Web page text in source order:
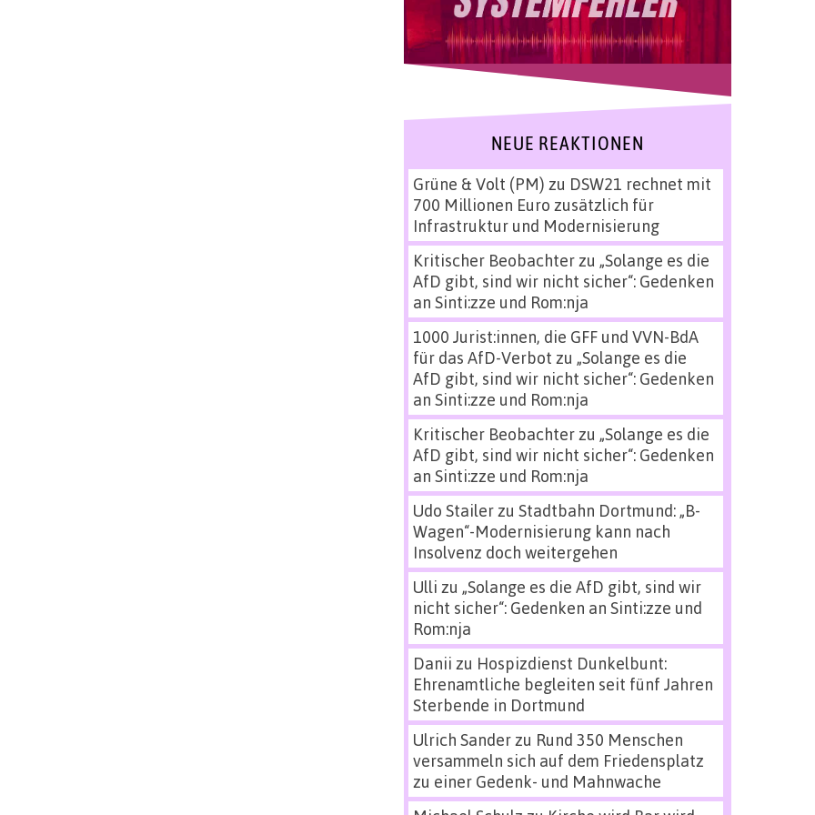
NEUE REAKTIONEN
Grüne & Volt (PM) zu DSW21 rechnet mit
700 Millionen Euro zusätzlich für
Infrastruktur und Modernisierung
Kritischer Beobachterzu „Solange es die
AfD gibt, sind wir nicht sicher“: Gedenken
an Sinti:zze und Rom:nja
1000 Jurist:innen, die GFF und VVN-BdA
für das AfD-Verbot zu „Solange es die
AfD gibt, sind wir nicht sicher“: Gedenken
an Sinti:zze und Rom:nja
Kritischer Beobachterzu „Solange es die
AfD gibt, sind wir nicht sicher“: Gedenken
an Sinti:zze und Rom:nja
Udo Stailerzu Stadtbahn Dortmund: „B-
Wagen“-Modernisierung kann nach
Insolvenz doch weitergehen
Ulli zu „Solange es die AfD gibt, sind wir
nicht sicher“: Gedenken an Sinti:zze und
Rom:nja
Danii zu Hospizdienst Dunkelbunt:
Ehrenamtliche begleiten seit fünf Jahren
Sterbende in Dortmund
Ulrich Sanderzu Rund 350 Menschen
versammeln sich auf dem Friedensplatz
zu einer Gedenk- und Mahnwache